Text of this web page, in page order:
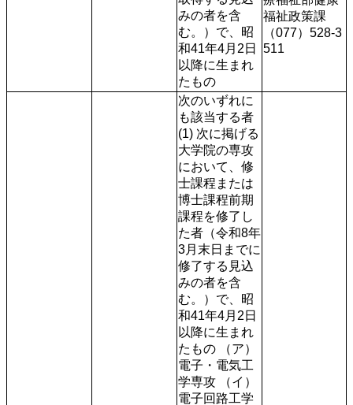
みの者を含
む。）で、昭
和41年4月2日
以降に生まれ
たもの
福祉政策課
（077）528-3
511
次のいずれに
も該当する者
(1) 次に掲げる
大学院の専攻
において、修
士課程または
博士課程前期
課程を修了し
た者（令和8年
3月末日までに
修了する見込
みの者を含
む。）で、昭
和41年4月2日
以降に生まれ
たもの （ア）
電子・電気工
学専攻 （イ）
電子回路工学